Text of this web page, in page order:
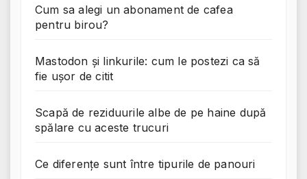
Cum sa alegi un abonament de cafea
pentru birou?
Mastodon și linkurile: cum le postezi ca să
fie ușor de citit
Scapă de reziduurile albe de pe haine după
spălare cu aceste trucuri
Ce diferențe sunt între tipurile de panouri